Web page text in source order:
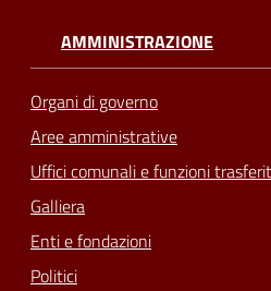
AMMINISTRAZIONE
Organi di governo
Aree amministrative
Uffici comunali e funzioni
Galliera
Enti e fondazioni
Politici